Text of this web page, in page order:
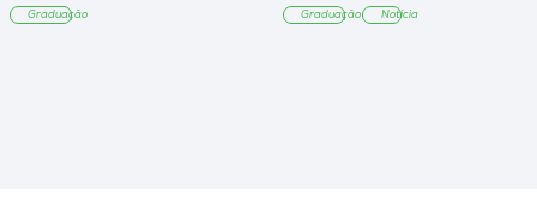
Graduação Graduação Notícia